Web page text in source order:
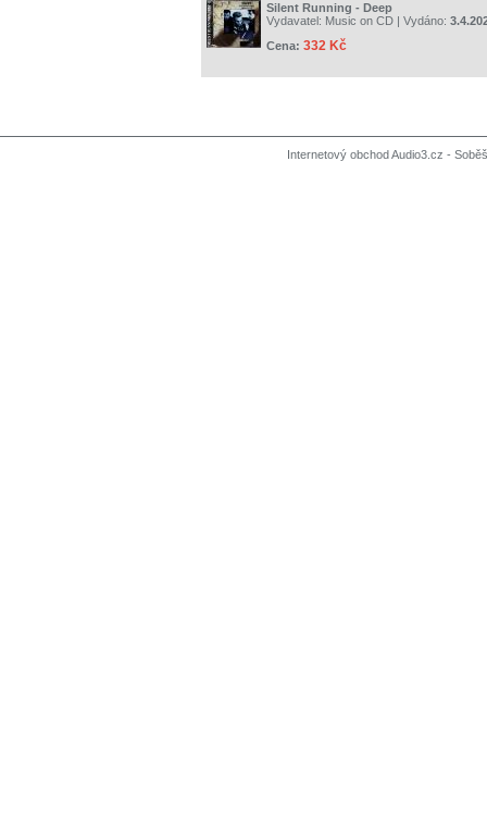
Silent Running - Deep
Vydavatel: Music on CD | Vydáno:
Cena: 332 Kč
Internetový obchod Audio3.cz -